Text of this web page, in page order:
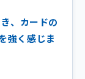
、カードの
強く感じま